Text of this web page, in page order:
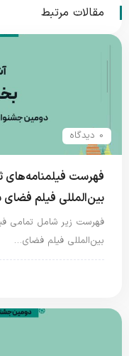
مقالات مرتبط
0 دیدگاه
فهرست فیلمنامه‌های
بین‌المللی فیلم فضای
فهرست زیر شامل تمامی
بین‌المللی فیلم فضای…